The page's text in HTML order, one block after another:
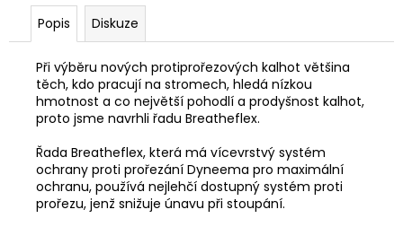
Popis Diskuze
Při výběru nových protiprořezových kalhot většina
těch, kdo pracují na stromech, hledá nízkou
hmotnost a co největší pohodlí a prodyšnost kalhot,
proto jsme navrhli řadu Breatheflex.
Řada Breatheflex, která má vícevrstvý systém
ochrany proti prořezání Dyneema pro maximální
ochranu, používá nejlehčí dostupný systém proti
prořezu, jenž snižuje únavu při stoupání.